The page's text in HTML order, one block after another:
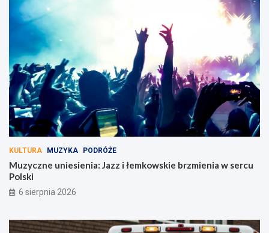
KULTURA MUZYKA PODRÓŻE
Muzyczne uniesienia: Jazz i łemkowskie brzmienia w sercu
Polski
6 sierpnia 2026